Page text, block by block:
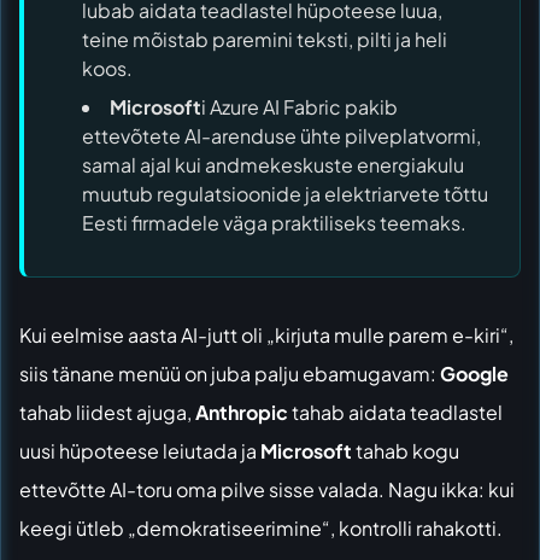
lubab aidata teadlastel hüpoteese luua,
teine mõistab paremini teksti, pilti ja heli
koos.
Microsofti Azure AI Fabric pakib
ettevõtete AI-arenduse ühte pilveplatvormi,
samal ajal kui andmekeskuste energiakulu
muutub regulatsioonide ja elektriarvete tõttu
Eesti firmadele väga praktiliseks teemaks.
Kui eelmise aasta AI-jutt oli „kirjuta mulle parem e-kiri“,
siis tänane menüü on juba palju ebamugavam: Google
tahab liidest ajuga,Anthropictahab aidata teadlastel
uusi hüpoteese leiutada ja Microsofttahab kogu
ettevõtte AI-toru oma pilve sisse valada. Nagu ikka: kui
keegi ütleb „demokratiseerimine“, kontrolli rahakotti.